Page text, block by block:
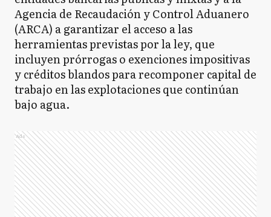
Agencia de Recaudación y Control Aduanero
(ARCA) a garantizar el acceso a las
herramientas previstas por la ley, que
incluyen prórrogas o exenciones impositivas
y créditos blandos para recomponer capital de
trabajo en las explotaciones que continúan
bajo agua.
Ads